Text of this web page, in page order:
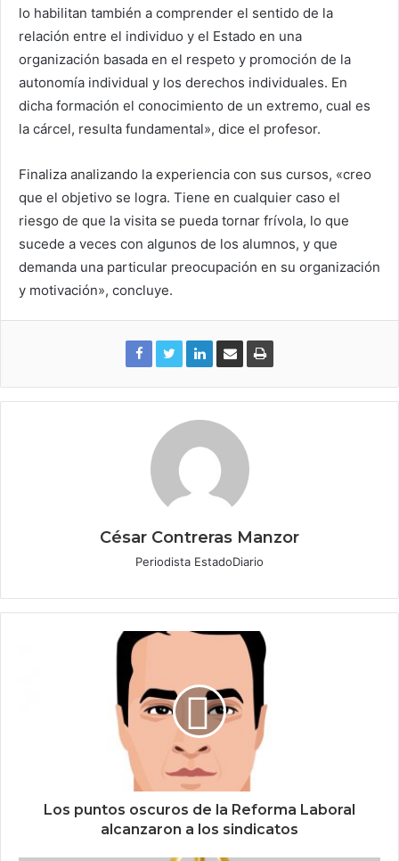
lo habilitan también a comprender el sentido de la
relación entre el individuo y el Estado en una
organización basada en el respeto y promoción de la
autonomía individual y los derechos individuales. En
dicha formación el conocimiento de un extremo, cual es
la cárcel, resulta fundamental», dice el profesor.
Finaliza analizando la experiencia con sus cursos, «creo
que el objetivo se logra. Tiene en cualquier caso el
riesgo de que la visita se pueda tornar frívola, lo que
sucede a veces con algunos de los alumnos, y que
demanda una particular preocupación en su organización
y motivación», concluye.
César Contreras Manzor
Periodista EstadoDiario
Los puntos oscuros de la Reforma Laboral
alcanzaron a los sindicatos